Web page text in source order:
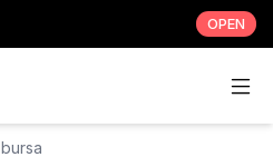
OPEN
bursa